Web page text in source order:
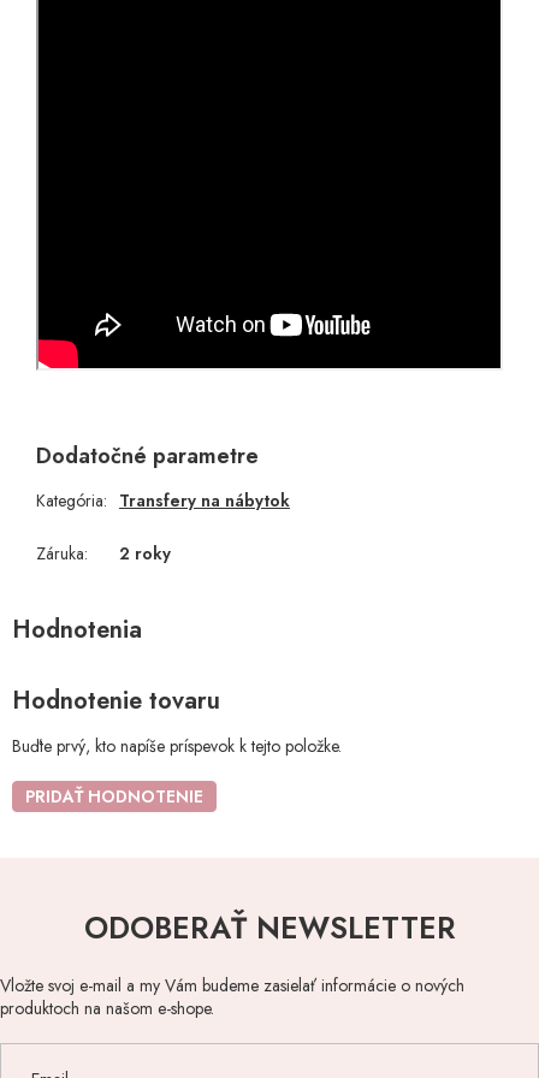
Dodatočné parametre
Kategória: Transfery na nábytok
Záruka: 2 roky
Hodnotenie tovaru
Buďte prvý, kto napíše príspevok k tejto položke.
PRIDAŤ HODNOTENIE
ODOBERAŤ NEWSLETTER
Vložte svoj e-mail a my Vám budeme zasielať informácie o nových
produktoch na našom e-shope.